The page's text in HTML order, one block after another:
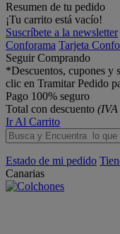
Resumen de tu pedido
¡Tu carrito está vacío!
Suscríbete a la newsletter
Conforama Tarjeta
Seguir Comprando
*Descuentos, cupones y
clic en Tramitar Pedido
Pago 100% seguro
Total con descuento
Ir Al Carrito
Estado de mi pedido
Canarias